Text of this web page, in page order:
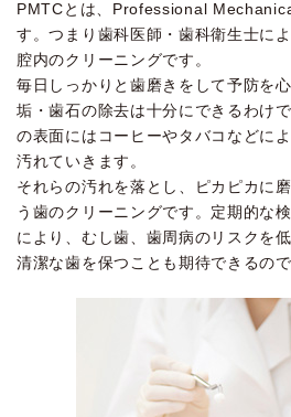
PMTCとは、Professional
す。つまり歯科医師・歯科衛生士に
腔内のクリーニングです。
毎日しっかりと歯磨きをして予防を
垢・歯石の除去は十分にできるわけ
の表面にはコーヒーやタバコなどに
汚れていきます。
それらの汚れを落とし、ピカピカに
う歯のクリーニングです。定期的な
により、むし歯、歯周病のリスクを
清潔な歯を保つことも期待できるので